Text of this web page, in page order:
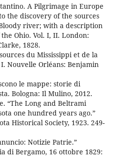
A Pilgrimage in Europe
the discovery of the sources
river; with a description
Ohio. Vol. I, II. London:
1828.
du Mississippi et de la
Nouvelle Orléans: Benjamin
le mappe: storie di
Bologna: Il Mulino, 2012.
“The Long and Beltrami
one hundred years ago.”
Historical Society, 1923. 249-
Notizie Patrie.”
di Bergamo, 16 ottobre 1829: